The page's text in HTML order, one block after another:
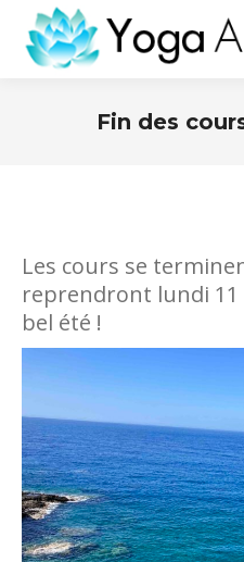
Fin des
Les cours se
reprendront lundi
bel été !